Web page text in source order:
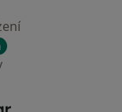
Hlavní stránka